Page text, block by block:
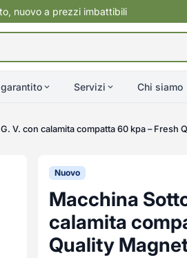
nuovo a prezzi imbattibili
Servizi Chi siamo
V. con calamita compatta 60 kpa – Fresh
Nuovo
Macchina
calamita
Quality